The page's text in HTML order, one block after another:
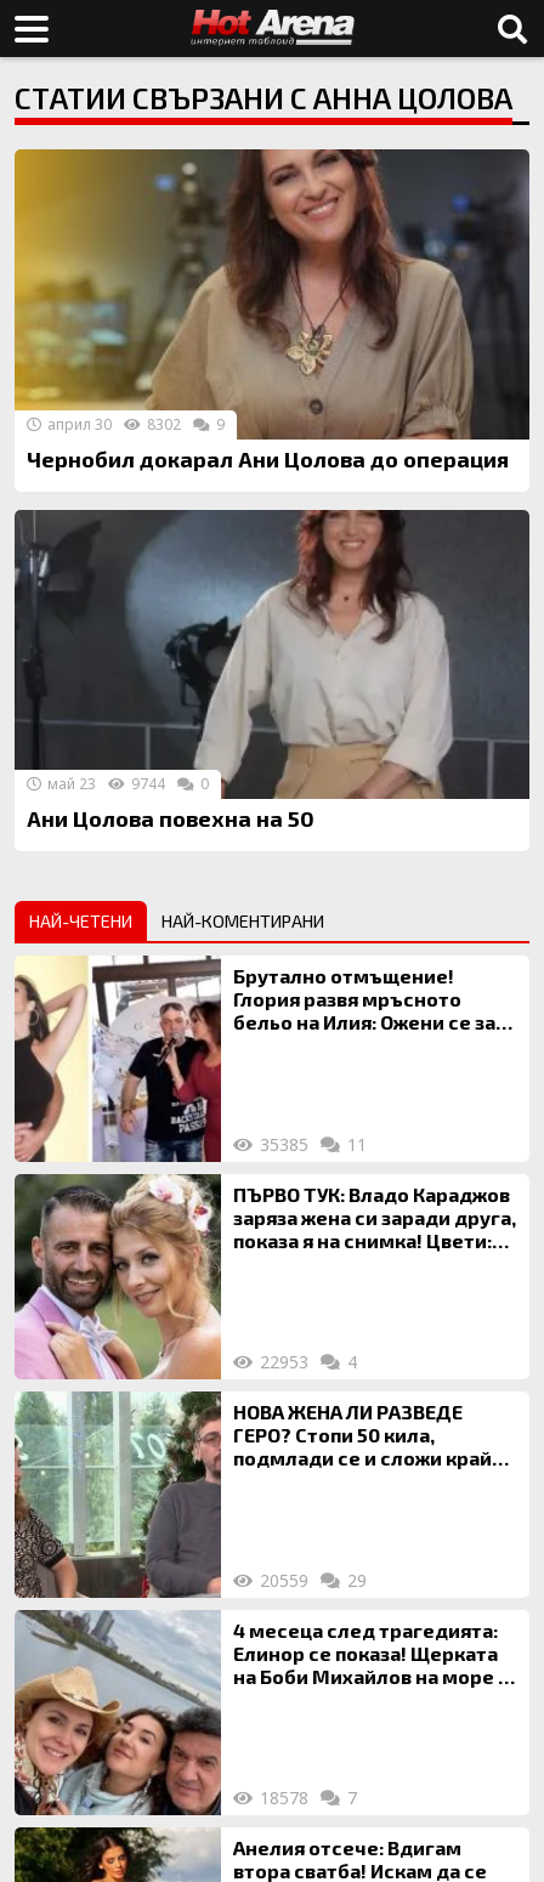
СТАТИИ СВЪРЗАНИ С АННА ЦОЛОВА
Чернобил докарал Ани Цолова до операция
април 30 8302 9
Ани Цолова повехна на 50
май 23 9744 0
НАЙ-ЧЕТЕНИ НАЙ-КОМЕНТИРАНИ
Брутално отмъщение!
Глория развя мръсното
бельо на Илия: Ожени се за
35385 11
ПЪРВО ТУК: Владо Караджов
заряза жена си заради друга,
показа я на снимка! Цвети:
22953 4
НОВА ЖЕНА ЛИ РАЗВЕДЕ
ГЕРО? Стопи 50 кила,
подмлади се и сложи край
20559 29
4 месеца след трагедията:
Елинор се показа! Щерката
на Боби Михайлов на море с
18578 7
Анелия отсече: Вдигам
втора сватба! Искам да се